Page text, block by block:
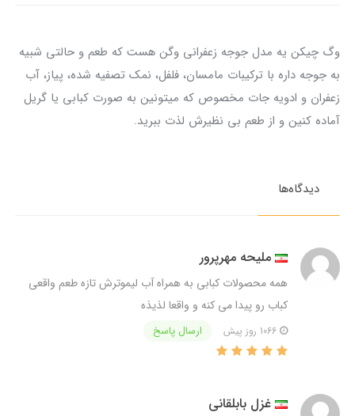
وگ چیکن یه مدل جوجه زعفرانی وگن هست که طعم و حالتی شبیه
به جوجه داره با ترکیبات مامسان، فلفل، نمک تصفیه شده، پیاز، آب
زعفران و ادویه جات مخصوص که میتونین به صورت کبابی یا گریل
آماده کنین و از طعم بی نظیرش لذت ببرید.
دیدگاه‌ها
ملیحه مهرپرور
همه محصولات کبابی به همراه آب لیموترش تازه طعم واقعی
کباب رو پیدا می کنه و واقعا لذیذه
ارسال پاسخ
غزل بابلقانی